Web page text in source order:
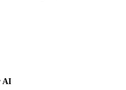
AI